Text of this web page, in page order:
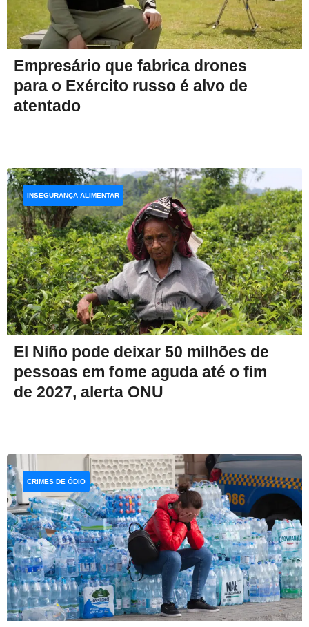
Empresário que fabrica drones
para o Exército russo é alvo de
atentado
El Niño pode deixar 50 milhões de
pessoas em fome aguda até o fim
de 2027, alerta ONU
INSEGURANÇA ALIMENTAR
CRIMES DE ÓDIO